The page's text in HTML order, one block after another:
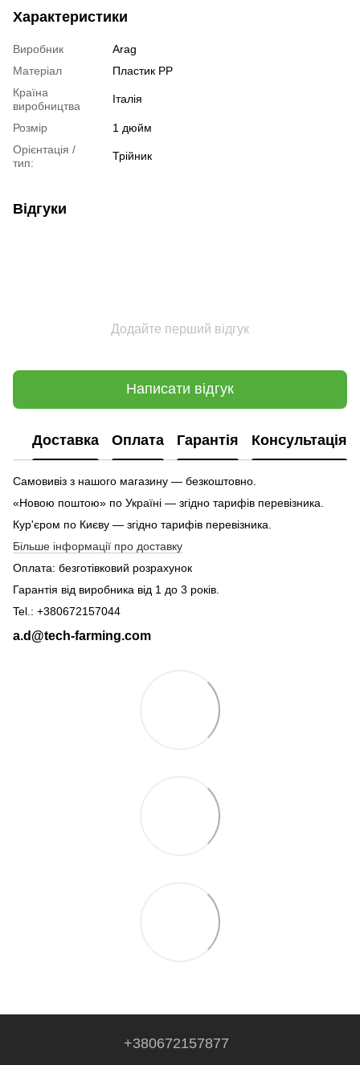
Характеристики
Виробник
Arag
Матеріал
Пластик РР
Країна
виробництва
Італія
Розмір
1 дюйм
Орієнтація /
тип:
Трійник
Відгуки
Додайте перший відгук
Написати відгук
Доставка Оплата Гарантія Консультація
Самовивіз з нашого магазину — безкоштовно.
«Новою поштою» по Україні — згідно тарифів перевізника.
Кур'єром по Києву — згідно тарифів перевізника.
Більше інформації про доставку
Оплата: безготівковий розрахунок
Гарантія від виробника від 1 до 3 років.
Tel.: +380672157044
a.d@tech-farming.com
+380672157877